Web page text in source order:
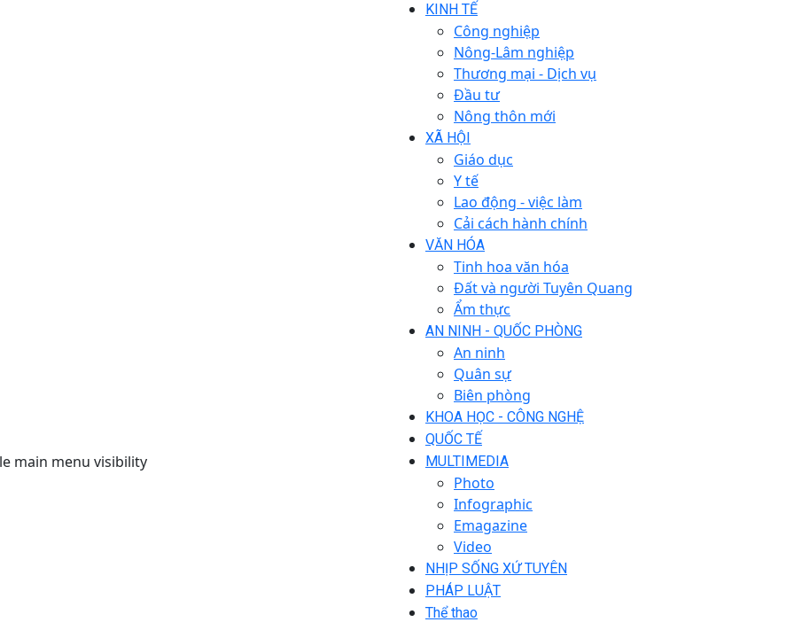
main menu visibility
KINH TẾ
Công nghiệp
Nông-Lâm nghiệp
Thương mại - Dịch vụ
Đầu tư
Nông thôn mới
XÃ HỘI
Giáo dục
Y tế
Lao động - việc làm
Cải cách hành chính
VĂN HÓA
Tinh hoa văn hóa
Đất và người Tuyên Quang
Ẩm thực
AN NINH - QUỐC PHÒNG
An ninh
Quân sự
Biên phòng
KHOA HỌC - CÔNG NGHỆ
QUỐC TẾ
MULTIMEDIA
Photo
Infographic
Emagazine
Video
NHỊP SỐNG XỨ TUYÊN
PHÁP LUẬT
Thể thao